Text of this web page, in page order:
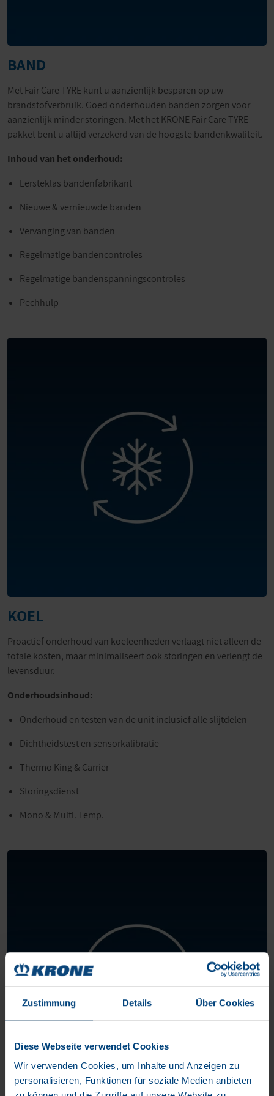
Zustimmung Details Über Cookies
Diese Webseite verwendet Cookies
Wir verwenden Cookies, um Inhalte und Anzeigen zu
personalisieren, Funktionen für soziale Medien anbieten
BAND
Met Fair Care TYRE kunt u aanzienlijk besparen op uw
brandstofverbruik. Goed onderhouden banden zorgen voor
aanzienlijk minder storingen. Met het KRONE Fair Care TYRE
pakket bent u altijd verzekerd van de hoogste bandenkwaliteit.
Inhoud van het onderhoud:
Eersteklas bandenfabrikant
Nieuwe & vernieuwde banden
Vervanging van banden
Regelmatige bandencontroles
Regelmatige bandenspanningscontroles
Pechhulp
KOEL
Proactief onderhoud van koeleenheden verlaagt niet alleen de
totale kosten, maar minimaliseert ook storingen en verlengt de
levensduur.
Onderhoudsinhoud:
Onderhoud en testen van de unit inclusief alle slijtdelen
Dichtheidstest en sensorkalibratie
Thermo King & Carrier
Storingsdienst
Mono & Multi. Temp.